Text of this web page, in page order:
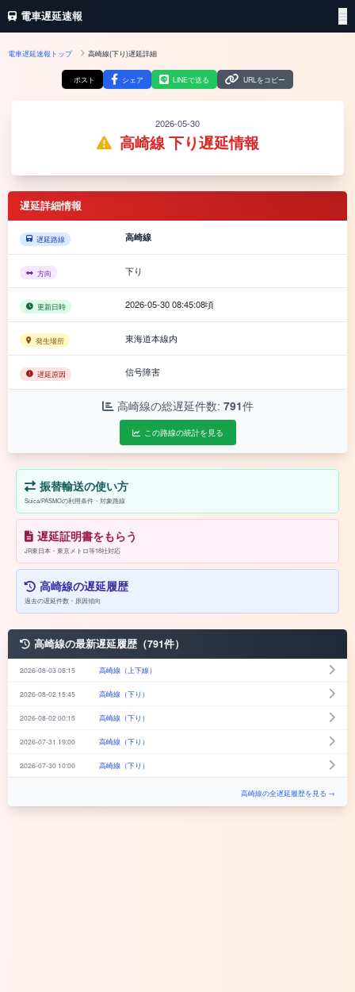
電車遅延速報
電車遅延速報トップ 高崎線(下り)遅延詳細
ポスト シェア LINEで送る URLをコピー
2026-05-30
高崎線 下り遅延情報
遅延詳細情報
遅延路線 高崎線
方向 下り
更新日時 2026-05-30 08:45:08頃
発生場所 東海道本線内
遅延原因 信号障害
高崎線の総遅延件数: 791件
この路線の統計を見る
振替輸送の使い方
Suica/PASMOの利用条件・対象路線
遅延証明書をもらう
JR東日本・東京メトロ等18社対応
高崎線の遅延履歴
過去の遅延件数・原因傾向
高崎線の最新遅延履歴（791件）
2026-08-03 08:15 高崎線（上下線）
2026-08-02 15:45 高崎線（下り）
2026-08-02 00:15 高崎線（下り）
2026-07-31 19:00 高崎線（下り）
2026-07-30 10:00 高崎線（下り）
高崎線の全遅延履歴を見る →